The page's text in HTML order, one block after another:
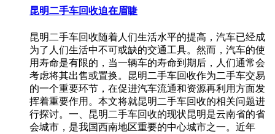
昆明二手车回收迫在眉睫
昆明二手车回收随着人们生活水平的提高，汽车已经成
为了人们生活中不可或缺的交通工具。然而，汽车的使
用寿命是有限的，当一辆车的寿命到期后，人们通常会
考虑将其出售或置换。昆明二手车回收作为二手车交易
的一个重要环节，在促进汽车流通和资源再利用方面发
挥着重要作用。本文将就昆明二手车回收的相关问题进
行探讨。一、昆明二手车回收的现状昆明是云南省的省
会城市，是我国西南地区重要的中心城市之一。近年